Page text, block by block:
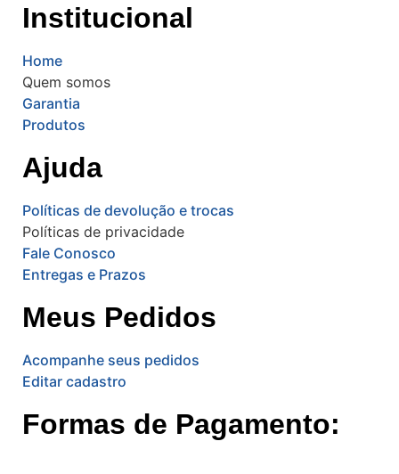
Institucional
Home
Quem somos
Garantia
Produtos
Ajuda
Políticas de devolução e trocas
Políticas de privacidade
Fale Conosco
Entregas e Prazos
Meus Pedidos
Acompanhe seus pedidos
Editar cadastro
Formas de Pagamento: